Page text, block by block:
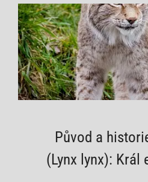
Původ a
(Lynx lynx): Král